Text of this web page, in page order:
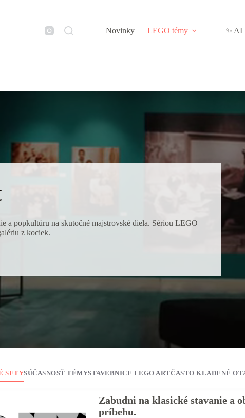
Novinky
LEGO témy ✨ AI
a popkultúru na skutočné majstrovské diela. Sériou LEGO
z kociek.⁠
SETYSÚČASNOSŤ TÉMYSTAVEBNICE LEGO ART⁠ČASTO KLADENÉ
Zabudni na klasické stavanie a
príbehu.⁠